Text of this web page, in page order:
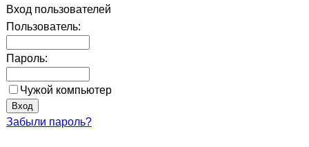
Вход пользователей
Пользователь:
Пароль:
Чужой компьютер
Забыли пароль?